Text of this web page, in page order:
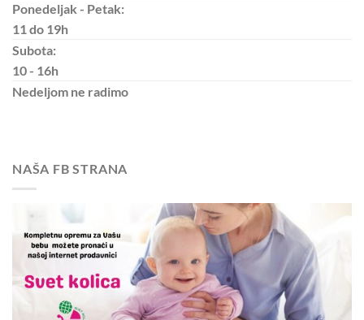
Ponedeljak - Petak:
11 do 19h
Subota:
10 - 16h
Nedeljom ne radimo
NAŠA FB STRANA